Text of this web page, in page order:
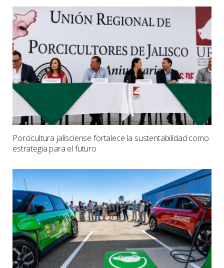
Porcicultura jalisciense fortalece la sustentabilidad como
estrategia para el futuro